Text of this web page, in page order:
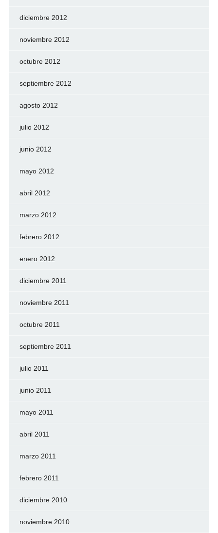
diciembre 2012
noviembre 2012
octubre 2012
septiembre 2012
agosto 2012
julio 2012
junio 2012
mayo 2012
abril 2012
marzo 2012
febrero 2012
enero 2012
diciembre 2011
noviembre 2011
octubre 2011
septiembre 2011
julio 2011
junio 2011
mayo 2011
abril 2011
marzo 2011
febrero 2011
diciembre 2010
noviembre 2010